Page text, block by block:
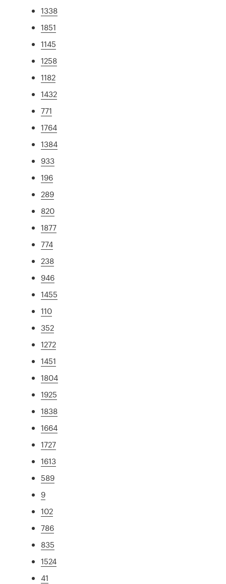
1338
1851
1145
1258
1182
1432
771
1764
1384
933
196
289
820
1877
774
238
946
1455
110
352
1272
1451
1804
1925
1838
1664
1727
1613
589
9
102
786
835
1524
41